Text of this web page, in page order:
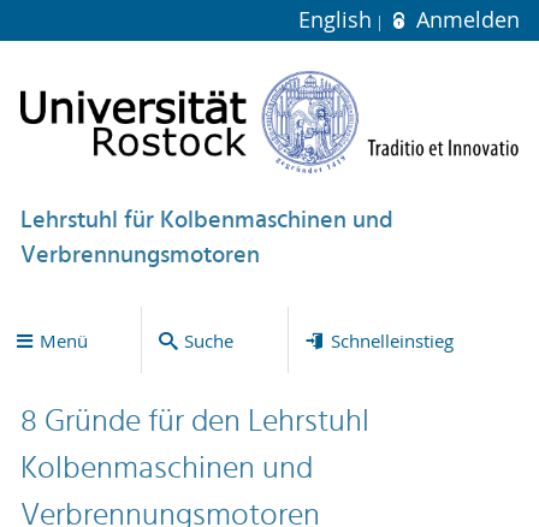
English Anmelden
Lehrstuhl für Kolbenmaschinen und
Verbrennungsmotoren
Menü Suche Schnelleinstieg
8 Gründe für den Lehrstuhl
Kolbenmaschinen und
Verbrennungsmotoren